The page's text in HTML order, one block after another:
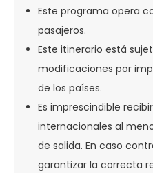
Este programa opera
pasajeros.
Este itinerario está
modificaciones por
de los países.
Es imprescindible
internacionales al
de salida. En caso
garantizar la correcta